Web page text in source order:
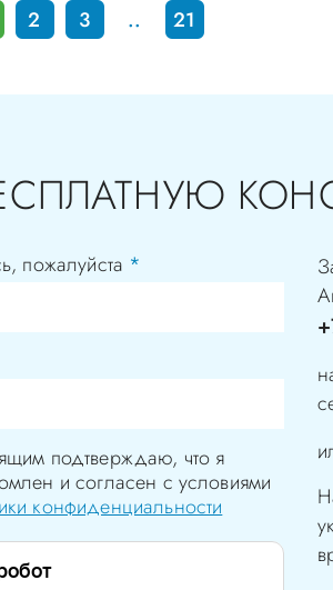
2 3 .. 21
пожалуйста *
подтверждаю, что я
и согласен с условиями
конфиденциальности